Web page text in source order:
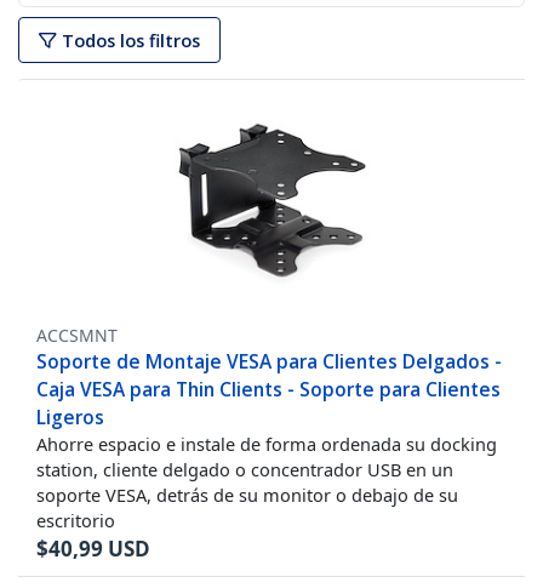
Todos los filtros
ACCSMNT
Soporte de Montaje VESA para Clientes Delgados -
Caja VESA para Thin Clients - Soporte para Clientes
Ligeros
Ahorre espacio e instale de forma ordenada su docking
station, cliente delgado o concentrador USB en un
soporte VESA, detrás de su monitor o debajo de su
escritorio
$40,99 USD